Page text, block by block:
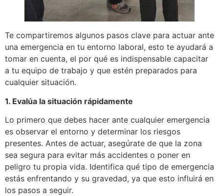
Te compartiremos algunos pasos clave para actuar ante
una emergencia en tu entorno laboral, esto te ayudará a
tomar en cuenta, el por qué es indispensable capacitar
a tu equipo de trabajo y que estén preparados para
cualquier situación.
1. Evalúa la situación rápidamente
Lo primero que debes hacer ante cualquier emergencia
es observar el entorno y determinar los riesgos
presentes. Antes de actuar, asegúrate de que la zona
sea segura para evitar más accidentes o poner en
peligro tu propia vida. Identifica qué tipo de emergencia
estás enfrentando y su gravedad, ya que esto influirá en
los pasos a seguir.